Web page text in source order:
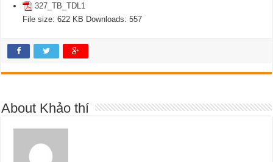
327_TB_TDL1
File size: 622 KB Downloads: 557
About Khảo thí